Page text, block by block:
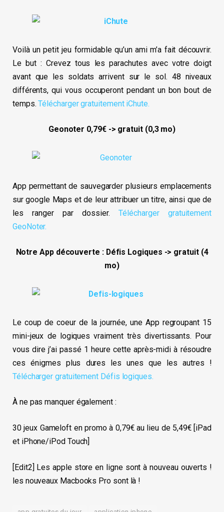
Voilà un petit jeu formidable qu’un ami m’a fait découvrir.
Le but : Crevez tous les parachutes avec votre doigt
avant que les soldats arrivent sur le sol. 48 niveaux
différents, qui vous occuperont pendant un bon bout de
temps.Télécharger gratuitement iChute.
Geonoter 0,79€ -> gratuit (0,3 mo)
App permettant de sauvegarder plusieurs emplacements
sur google Maps et de leur attribuer un titre, ainsi que de
les ranger par dossier.Télécharger gratuitement
GeoNoter.
Notre App découverte : Défis Logiques -> gratuit (4
mo)
Le coup de coeur de la journée, une App regroupant 15
mini-jeux de logiques vraiment très divertissants. Pour
vous dire j’ai passé 1 heure cette après-midi à résoudre
ces énigmes plus dures les unes que les autres !
Télécharger gratuitement Défis logiques.
À ne pas manquer également :
30 jeux Gameloft en promo à 0,79€ au lieu de 5,49€ [iPad
et iPhone/iPod Touch]
[Edit2] Les apple store en ligne sont à nouveau ouverts !
les nouveaux Macbooks Pro sont là !